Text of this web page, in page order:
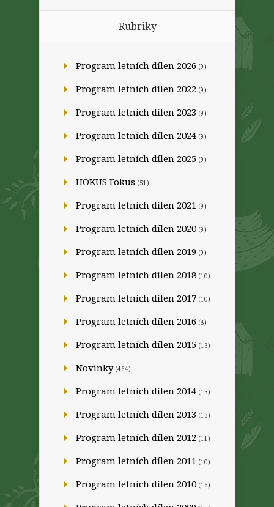
Rubriky
Program letních dílen 2026 (9)
Program letních dílen 2022 (9)
Program letních dílen 2023 (9)
Program letních dílen 2024 (9)
Program letních dílen 2025 (9)
HOKUS Fokus (51)
Program letních dílen 2021 (9)
Program letních dílen 2020 (9)
Program letních dílen 2019 (9)
Program letních dílen 2018 (10)
Program letních dílen 2017 (10)
Program letních dílen 2016 (8)
Program letních dílen 2015 (13)
Novinky(464)
Program letních dílen 2014 (13)
Program letních dílen 2013 (13)
Program letních dílen 2012 (11)
Program letních dílen 2011 (10)
Program letních dílen 2010 (16)